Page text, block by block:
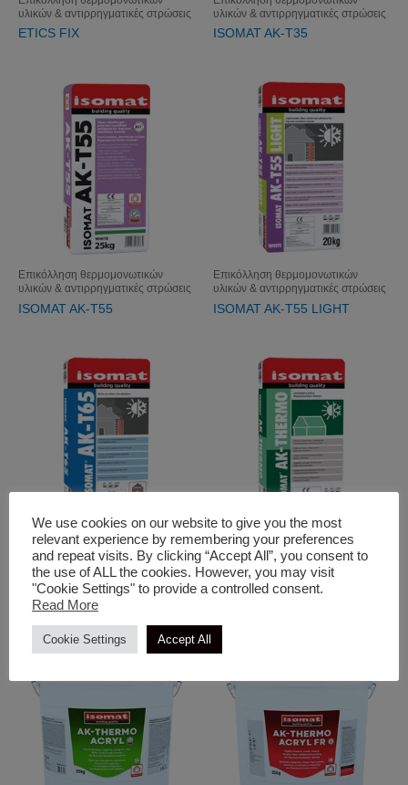
υλικών & αντιρρηγματικές στρώσεις
ETICS FIX
υλικών & αντιρρηγματικές στρώσεις
ISOMAT AK-T35
Επικόλληση θερμομονωτικών
υλικών & αντιρρηγματικές στρώσεις
ISOMAT AK-T55
Επικόλληση θερμομονωτικών
υλικών & αντιρρηγματικές στρώσεις
ISOMAT AK-T55 LIGHT
Επικόλληση θερμομονωτικών
υλικών & αντιρρηγματικές στρώσεις
ISOMAT AK-T65
Επικόλληση θερμομονωτικών
υλικών & αντιρρηγματικές στρώσεις
ISOMAT AK-THERMO
We use cookies on our website to give you the most
relevant experience by remembering your preferences
and repeat visits. By clicking “Accept All”, you consent to
the use of ALL the cookies. However, you may visit
"Cookie Settings" to provide a controlled consent.
Read More
Cookie Settings Accept All